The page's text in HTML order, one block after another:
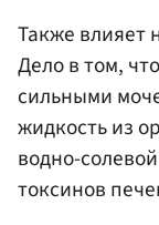
Также влияет
Дело в том,
сильными
жидкость из
водно-
токсинов